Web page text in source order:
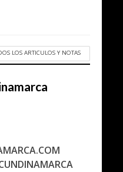
LOS ARTICULOS Y NOTAS